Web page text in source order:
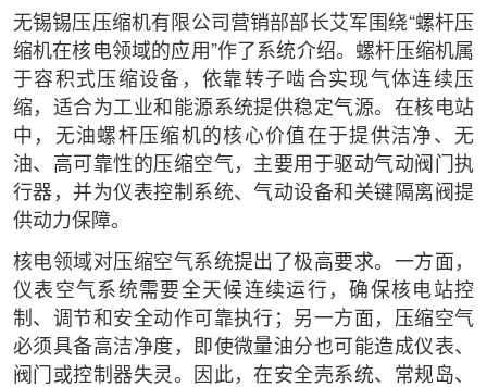
无锡锡压压缩机有限公司营销部部长艾军围绕“螺杆压
缩机在核电领域的应用”作了系统介绍。螺杆压缩机属
于容积式压缩设备，依靠转子啮合实现气体连续压
缩，适合为工业和能源系统提供稳定气源。在核电站
中，无油螺杆压缩机的核心价值在于提供洁净、无
油、高可靠性的压缩空气，主要用于驱动气动阀门执
行器，并为仪表控制系统、气动设备和关键隔离阀提
供动力保障。
核电领域对压缩空气系统提出了极高要求。一方面，
仪表空气系统需要全天候连续运行，确保核电站控
制、调节和安全动作可靠执行；另一方面，压缩空气
必须具备高洁净度，即使微量油分也可能造成仪表、
阀门或控制器失灵。因此，在安全壳系统、常规岛、